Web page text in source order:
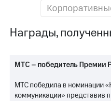
региона
информация
Пресс-
релизы
Награды,
МТС – победитель Премии
МТС победила в номинации
коммуникации» представив